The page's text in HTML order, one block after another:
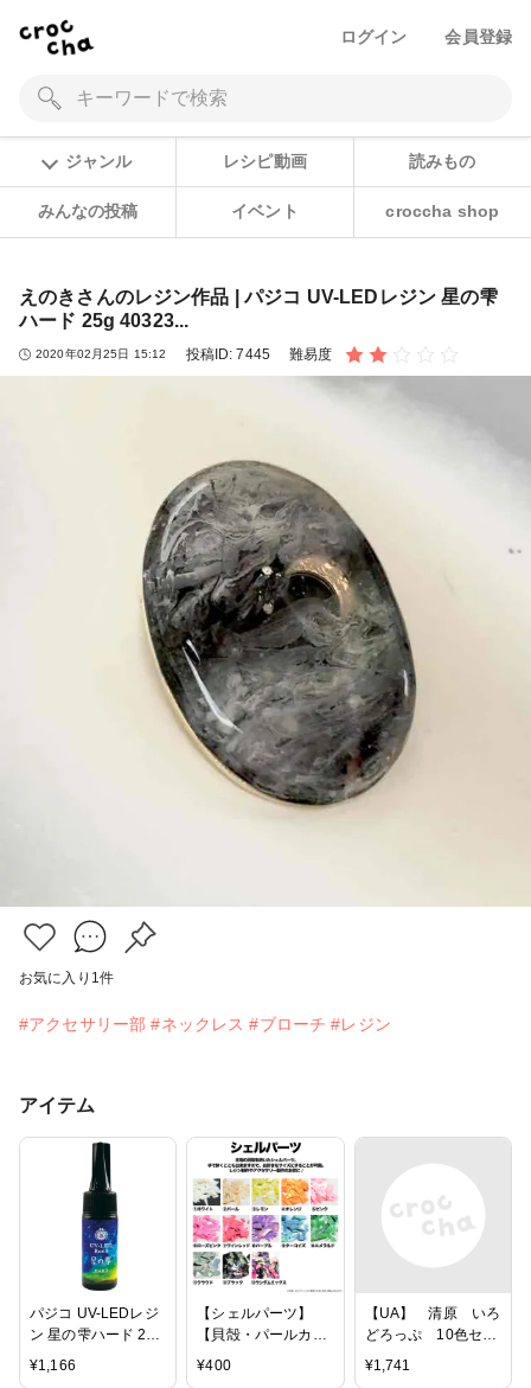
ログイン 会員登録
ジャンル レシピ動画 読みもの
みんなの投稿 イベント croccha shop
えのきさんのレジン作品 | パジコ UV-LEDレジン 星の雫
ハード 25g 40323...
2020年02月25日 15:12 投稿ID:7445 難易度
お気に入り 1 件
#アクセサリー部 #ネックレス #ブローチ #レジン
アイテム
パジコ UV-LEDレジ
ン 星の雫ハード 25g
403236
¥1,166
【シェルパーツ】
【貝殻・パールカラ
ー】UVレジンクラフ
¥400
【UA】 清原 いろ
どろっぷ 10色セッ
ト レジン 着色
剤 KIYOHARA
¥1,741